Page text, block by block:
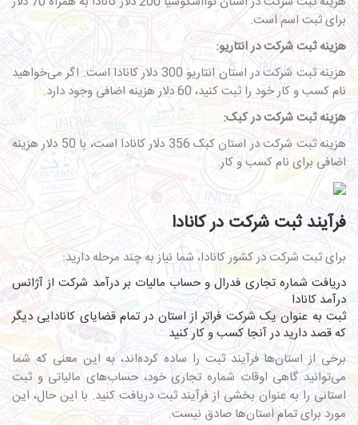
برای ثبت اسم است.
هزینه ثبت شرکت در انتاریو:
هزینه ثبت شرکت در استان انتاریو 300 دلار کانادا است. اگر می‌خواهید
نام کسب و کار خود را ثبت کنید، 60 دلار هزینه اضافی وجود دارد.
هزینه ثبت شرکت در کبک:
هزینه ثبت شرکت در استان کبک 356 دلار کانادا است، با 50 دلار هزینه
اضافی برای نام کسب و کار.
فرآیند ثبت شرکت در کانادا
برای ثبت شرکت در کشور کانادا، شما نیاز به چند مرحله دارید:
دریافت شماره تجاری فدرال و حساب مالیات بر درآمد شرکت از آژانس
درآمد کانادا
ثبت به عنوان یک شرکت فراتر از استان در تمام قضایای کانادایی دیگر
که قصد دارید در آنجا کسب و کار کنید
برخی از استان‌ها فرآیند ثبت را ساده کرده‌اند، به این معنی که شما
می‌توانید گاهی اوقات شماره تجاری خود، حساب‌های مالیاتی و ثبت
استانی را به عنوان بخشی از فرآیند ثبت دریافت کنید. با این حال، این
مورد برای تمام استان‌ها صادق نیست.